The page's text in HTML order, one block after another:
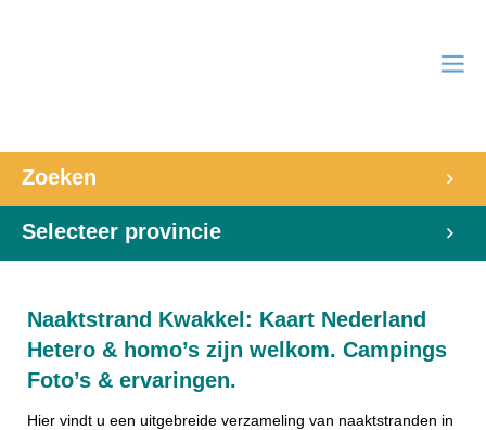
Zoeken
Selecteer provincie
Naaktstrand Kwakkel: Kaart Nederland
Hetero & homo’s zijn welkom. Campings
Foto’s & ervaringen.
Hier vindt u een uitgebreide verzameling van naaktstranden in